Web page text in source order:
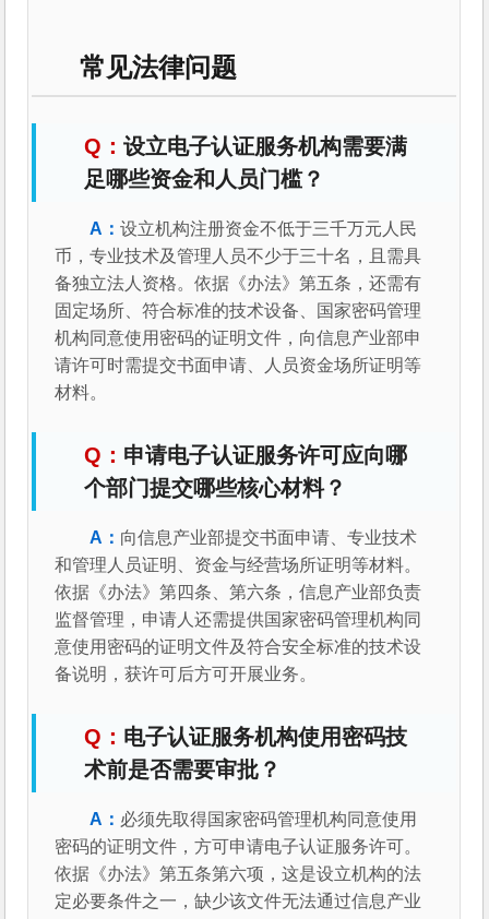
常见法律问题
设立电子认证服务机构需要满
足哪些资金和人员门槛？
设立机构注册资金不低于三千万元人民
币，专业技术及管理人员不少于三十名，且需具
备独立法人资格。依据《办法》第五条，还需有
固定场所、符合标准的技术设备、国家密码管理
机构同意使用密码的证明文件，向信息产业部申
请许可时需提交书面申请、人员资金场所证明等
材料。
申请电子认证服务许可应向哪
个部门提交哪些核心材料？
向信息产业部提交书面申请、专业技术
和管理人员证明、资金与经营场所证明等材料。
依据《办法》第四条、第六条，信息产业部负责
监督管理，申请人还需提供国家密码管理机构同
意使用密码的证明文件及符合安全标准的技术设
备说明，获许可后方可开展业务。
电子认证服务机构使用密码技
术前是否需要审批？
必须先取得国家密码管理机构同意使用
密码的证明文件，方可申请电子认证服务许可。
依据《办法》第五条第六项，这是设立机构的法
定必要条件之一，缺少该文件无法通过信息产业